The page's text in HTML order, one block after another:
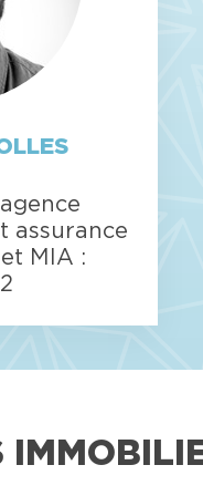
assurance
MIA :